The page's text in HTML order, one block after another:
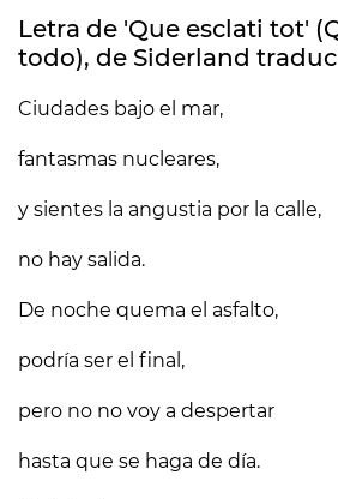
Letra de 'Que esclati tot'
todo), de Siderland
Ciudades bajo el mar,
fantasmas nucleares,
y sientes la angustia por la calle,
no hay salida.
De noche quema el asfalto,
podría ser el final,
pero no no voy a despertar
hasta que se haga de día.